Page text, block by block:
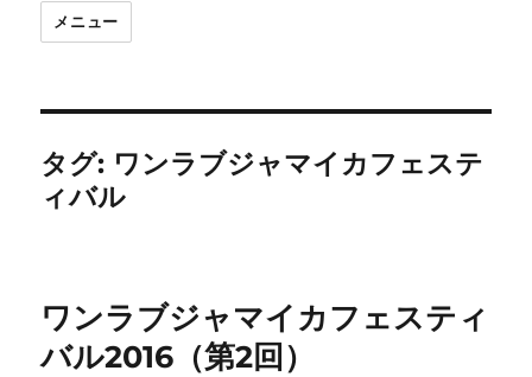
メニュー
タグ: ワンラブジャマイカフェステ
ィバル
ワンラブジャマイカフェスティ
バル2016（第2回）